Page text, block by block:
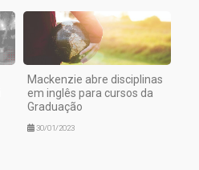
Mackenzie abre disciplinas
em inglês para cursos da
Graduação
30/01/2023